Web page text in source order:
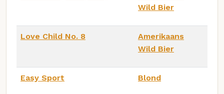
Wild Bier
Love Child No. 8
Amerikaans
Wild Bier
Easy Sport Blond